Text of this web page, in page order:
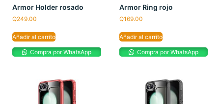
Armor Holder rosado
Q249.00
Añadir al carrito
Compra por WhatsApp
Armor Ring rojo
Q169.00
Añadir al carrito
Compra por WhatsApp